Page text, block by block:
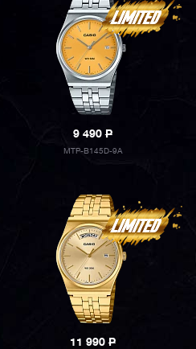
9 490P
MTP-B145D-9A
11 990P